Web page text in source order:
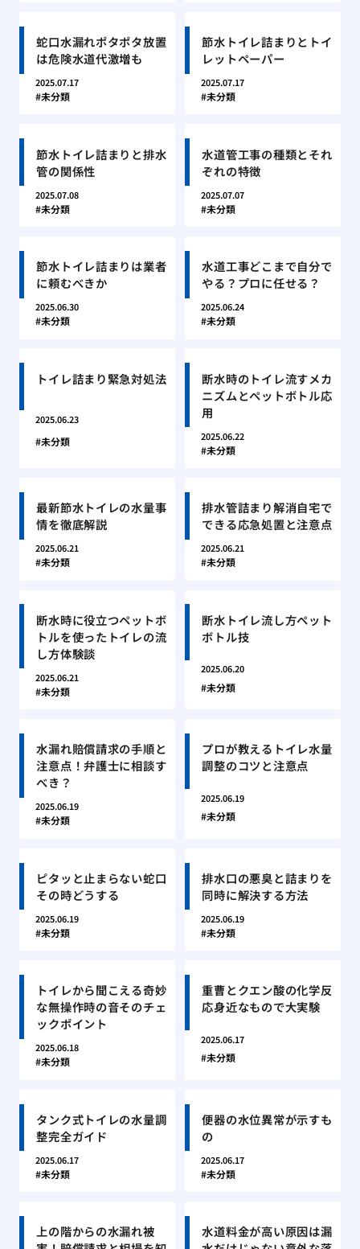
蛇口水漏れポタポタ放置
は危険水道代激増も
2025.07.17
未分類
節水トイレ詰まりとトイ
レットペーパー
2025.07.17
未分類
節水トイレ詰まりと排水
管の関係性
2025.07.08
未分類
水道管工事の種類とそれ
ぞれの特徴
2025.07.07
未分類
節水トイレ詰まりは業者
に頼むべきか
2025.06.30
未分類
水道工事どこまで自分で
やる？プロに任せる？
2025.06.24
未分類
トイレ詰まり緊急対処法
2025.06.23
未分類
断水時のトイレ流すメカ
ニズムとペットボトル応
用
2025.06.22
未分類
最新節水トイレの水量事
情を徹底解説
2025.06.21
未分類
排水管詰まり解消自宅で
できる応急処置と注意点
2025.06.21
未分類
断水時に役立つペットボ
トルを使ったトイレの流
し方体験談
2025.06.21
未分類
断水トイレ流し方ペット
ボトル技
2025.06.20
未分類
水漏れ賠償請求の手順と
注意点！弁護士に相談す
べき？
2025.06.19
未分類
プロが教えるトイレ水量
調整のコツと注意点
2025.06.19
未分類
ピタッと止まらない蛇口
その時どうする
2025.06.19
未分類
排水口の悪臭と詰まりを
同時に解決する方法
2025.06.19
未分類
トイレから聞こえる奇妙
な無操作時の音そのチェ
ックポイント
2025.06.18
未分類
重曹とクエン酸の化学反
応身近なもので大実験
2025.06.17
未分類
タンク式トイレの水量調
整完全ガイド
2025.06.17
未分類
便器の水位異常が示すも
の
2025.06.17
未分類
上の階からの水漏れ被
水道料金が高い原因は漏